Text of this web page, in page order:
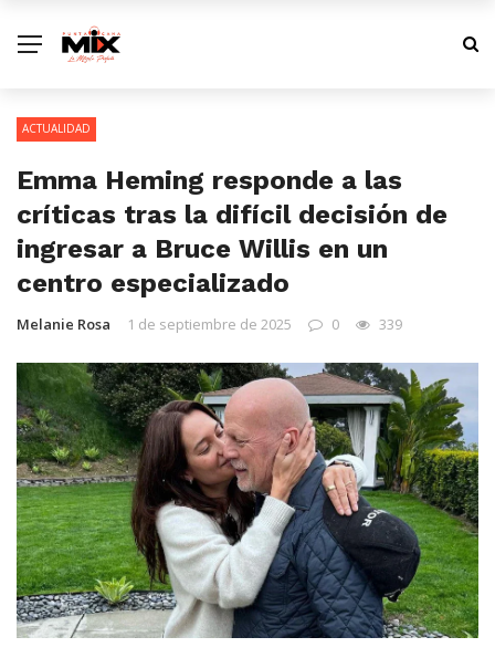
ACTUALIDAD
Emma Heming responde a las
críticas tras la difícil decisión de
ingresar a Bruce Willis en un
centro especializado
Melanie Rosa 1 de septiembre de 2025 0 339